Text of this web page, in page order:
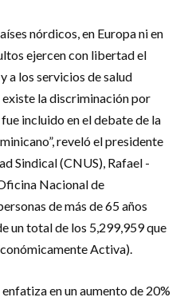
nórdicos, en Europa ni en
ejercen con libertad el
a los servicios de salud
la discriminación por
incluido en el debate de la
reveló el presidente
Sindical (CNUS), Rafael -
Nacional de
de más de 65 años
un total de los 5,299,959 que
Activa).
en un aumento de 20%